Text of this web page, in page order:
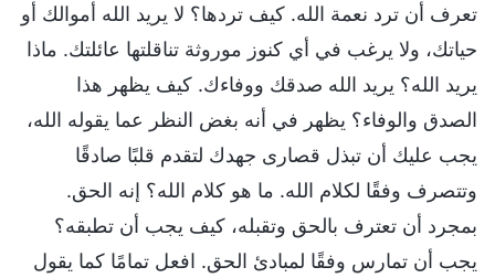
تعرف أن ترد نعمة الله. كيف تردها؟ لا يريد الله أموالك أو
حياتك، ولا يرغب في أي كنوز موروثة تناقلتها عائلتك. ماذا
يريد الله؟ يريد الله صدقك ووفاءك. كيف يظهر هذا
الصدق والوفاء؟ يظهر في أنه بغض النظر عما يقوله الله،
يجب عليك أن تبذل قصارى جهدك لتقدم قلبًا صادقًا
وتتصرف وفقًا لكلام الله. ما هو كلام الله؟ إنه الحق.
بمجرد أن تعترف بالحق وتقبله، كيف يجب أن تطبقه؟
يجب أن تمارس وفقًا لمبادئ الحق. افعل تمامًا كما يقول